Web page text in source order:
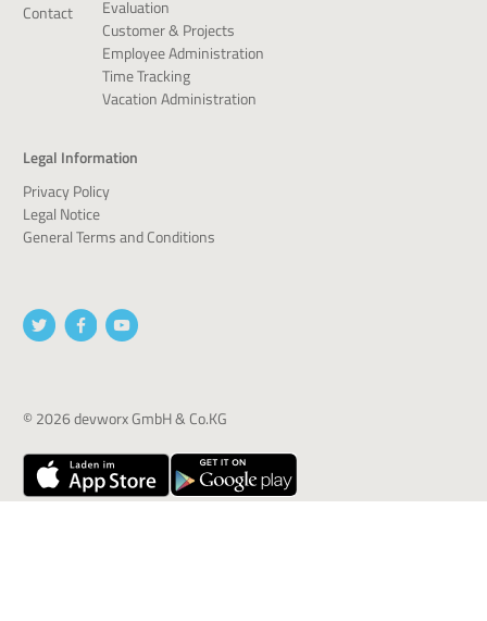
Contact
Evaluation
Customer & Projects
Employee Administration
Time Tracking
Vacation Administration
Legal Information
Privacy Policy
Legal Notice
General Terms and Conditions
© 2026 devworx GmbH & Co.KG